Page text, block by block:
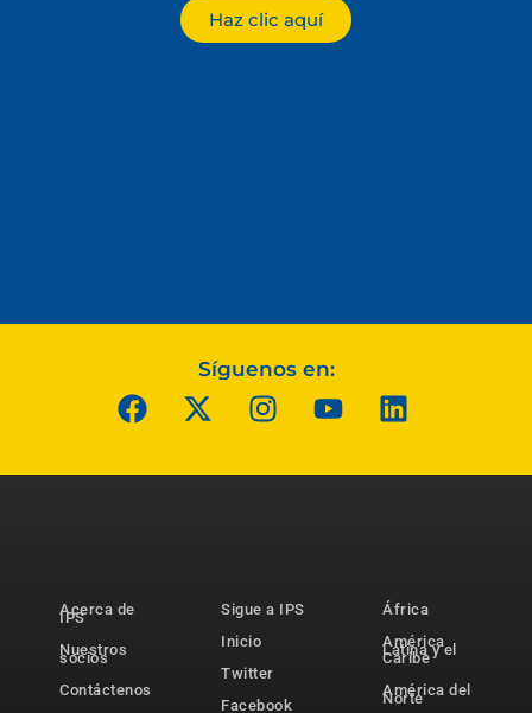
Haz clic aquí
Síguenos en:
Acerca de
IPS
Nuestros
socios
Contáctenos
Sigue a IPS
Inicio
Twitter
Facebook
África
América
Latina y el
Caribe
América del
Norte